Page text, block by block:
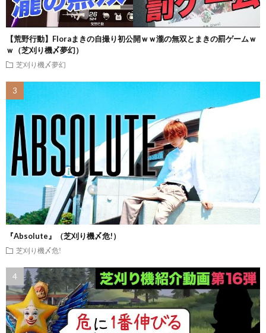
【荒野行動】Floraまきの自撮り初公開ｗｗ瀧の無双とまきの罰ゲームｗ
ｗ（芝刈り機〆夢幻）
芝刈り機〆夢幻
『Absolute』（芝刈り機〆危!）
芝刈り機〆危!